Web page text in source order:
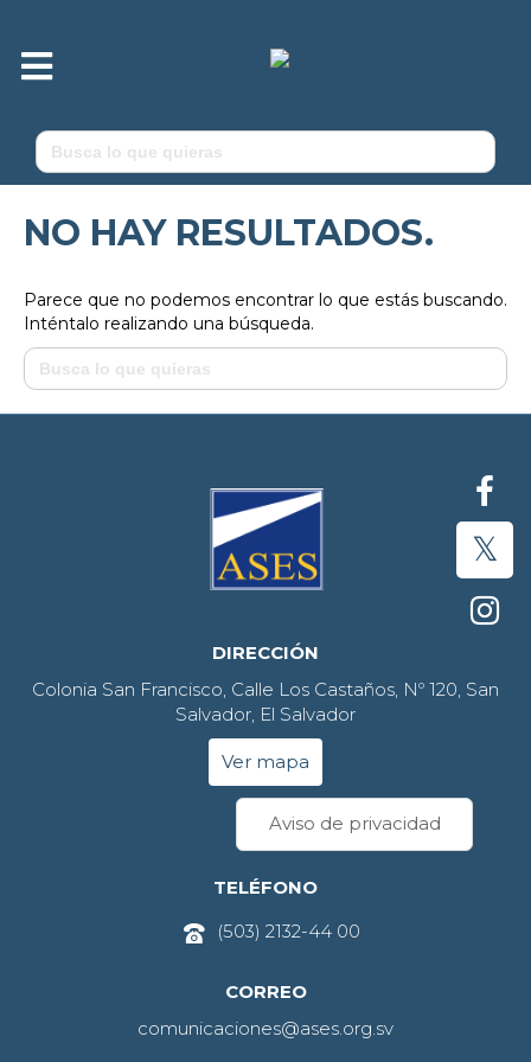
M
e
ú
Buscar:
NO HAY RESULTADOS.
Parece que no podemos encontrar lo que estás buscando.
Inténtalo realizando una búsqueda.
Buscar:
DIRECCIÓN
Colonia San Francisco, Calle Los Castaños, Nº 120, San
Salvador, El Salvador
Ver mapa
Aviso de privacidad
TELÉFONO
(503) 2132-44 00
CORREO
comunicaciones@ases.org.sv